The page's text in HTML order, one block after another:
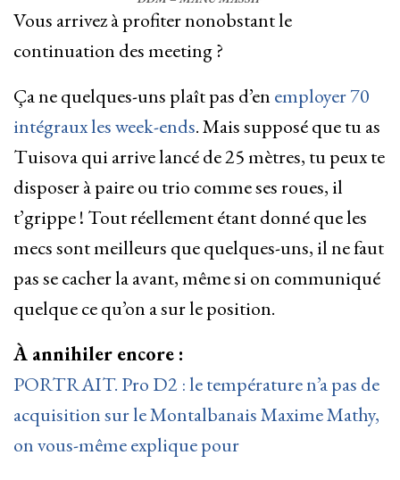
Vous arrivez à profiter nonobstant le
continuation des meeting ?
Ça ne quelques-uns plaît pas d’en employer 70
intégraux les week-ends. Mais supposé que tu as
Tuisova qui arrive lancé de 25 mètres, tu peux te
disposer à paire ou trio comme ses roues, il
t’grippe ! Tout réellement étant donné que les
mecs sont meilleurs que quelques-uns, il ne faut
pas se cacher la avant, même si on communiqué
quelque ce qu’on a sur le position.
À annihiler encore :
PORTRAIT. Pro D2 : le température n’a pas de
acquisition sur le Montalbanais Maxime Mathy,
on vous-même explique pour